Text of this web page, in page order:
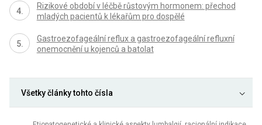
Rizikové období v léčbě růstovým hormonem: přechod
mladých pacientů k lékařům pro dospělé
Gastroezofageální reflux a gastroezofageální refluxní
onemocnění u kojenců a batolat
Všetky články tohto čísla